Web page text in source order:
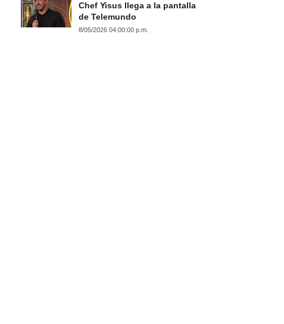
Chef Yisus llega a la pantalla
de Telemundo
8/05/2026 04:00:00 p.m.